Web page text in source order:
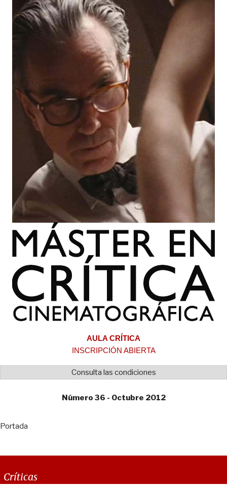
AULA CRÍTICA
INSCRIPCIÓN ABIERTA
Consulta las condiciones
Número 36 - Octubre 2012
Portada
Críticas